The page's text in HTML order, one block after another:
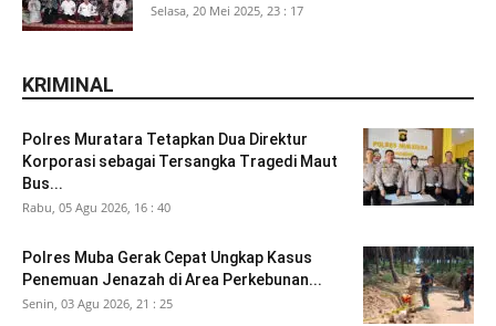
Selasa, 20 Mei 2025, 23 : 17
KRIMINAL
Polres Muratara Tetapkan Dua Direktur
Korporasi sebagai Tersangka Tragedi Maut
Bus...
Rabu, 05 Agu 2026, 16 : 40
Polres Muba Gerak Cepat Ungkap Kasus
Penemuan Jenazah di Area Perkebunan...
Senin, 03 Agu 2026, 21 : 25